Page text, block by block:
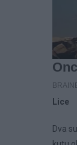
Lice
Dva